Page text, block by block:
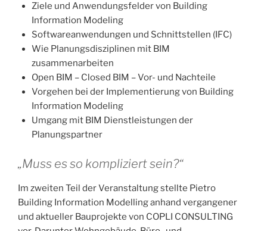
Ziele und Anwendungsfelder von Building
Information Modeling
Softwareanwendungen und Schnittstellen (IFC)
Wie Planungsdisziplinen mit BIM
zusammenarbeiten
Open BIM – Closed BIM – Vor- und Nachteile
Vorgehen bei der Implementierung von Building
Information Modeling
Umgang mit BIM Dienstleistungen der
Planungspartner
„Muss es so kompliziert sein?“
Im zweiten Teil der Veranstaltung stellte Pietro
Building Information Modelling anhand vergangener
und aktueller Bauprojekte von COPLI CONSULTING